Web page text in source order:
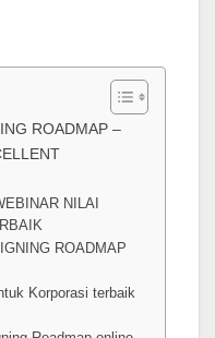
ROADMAP –
NILAI
ROADMAP
Korporasi terbaik